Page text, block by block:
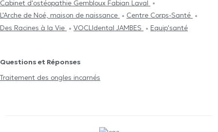
Cabinet d'ostéopathie Gembloux Fabian Laval
L'Arche de Noé, maison de naissance
Centre Corps-Santé
Des Racines à la Vie
VOCLIdental JAMBES Equip'santé
Questions et Réponses
Traitement des ongles incarnés